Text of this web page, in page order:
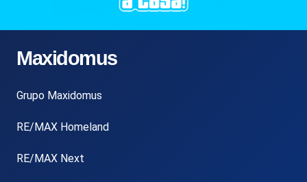
Maxidomus
Grupo Maxidomus
RE/MAX Homeland
RE/MAX Next